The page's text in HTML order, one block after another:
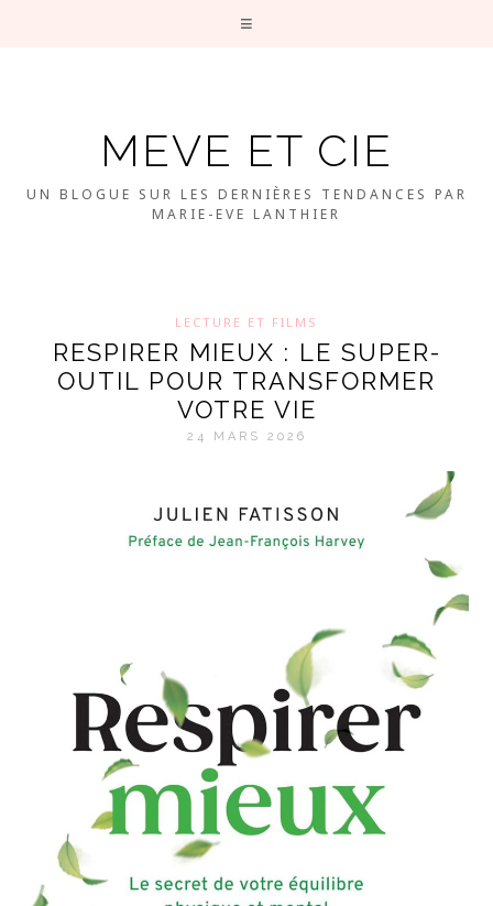
MEVE ET CIE
UN BLOGUE SUR LES DERNIÈRES TENDANCES PAR
MARIE-EVE LANTHIER
LECTURE ET FILMS
RESPIRER MIEUX : LE SUPER-
OUTIL POUR TRANSFORMER
VOTRE VIE
24 MARS 2026